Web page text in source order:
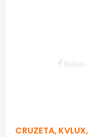
CRUZETA, KVLUX,